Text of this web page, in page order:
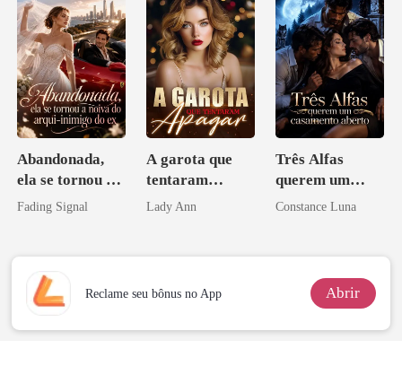
Ela
Abandonada,
ela se tornou a
noiva do arqui-
Fading Signal
A garota que
tentaram
apagar
Lady Ann
Três Alfas
querem um
casamento
Constance Luna
Reclame seu bônus no App Abrir